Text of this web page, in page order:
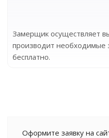
Замерщик осуществляет
производит необходимые
бесплатно.
Оформите заявку на